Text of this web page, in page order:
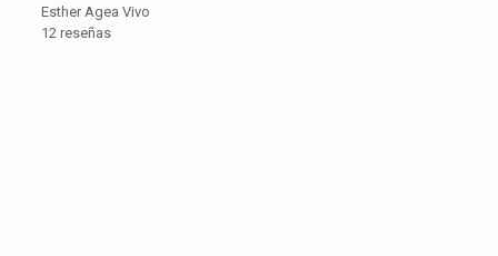
Esther Agea Vivo
12 reseñas